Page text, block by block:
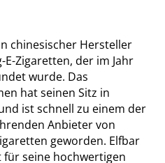
chinesischer Hersteller
E-Zigaretten, der im Jahr
wurde. Das
hat seinen Sitz in
ist schnell zu einem der
Anbieter von
geworden. Elfbar
für seine hochwertigen